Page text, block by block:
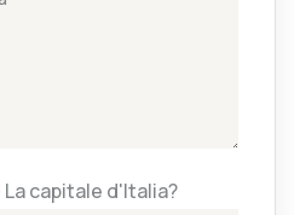
capitale d'Italia?